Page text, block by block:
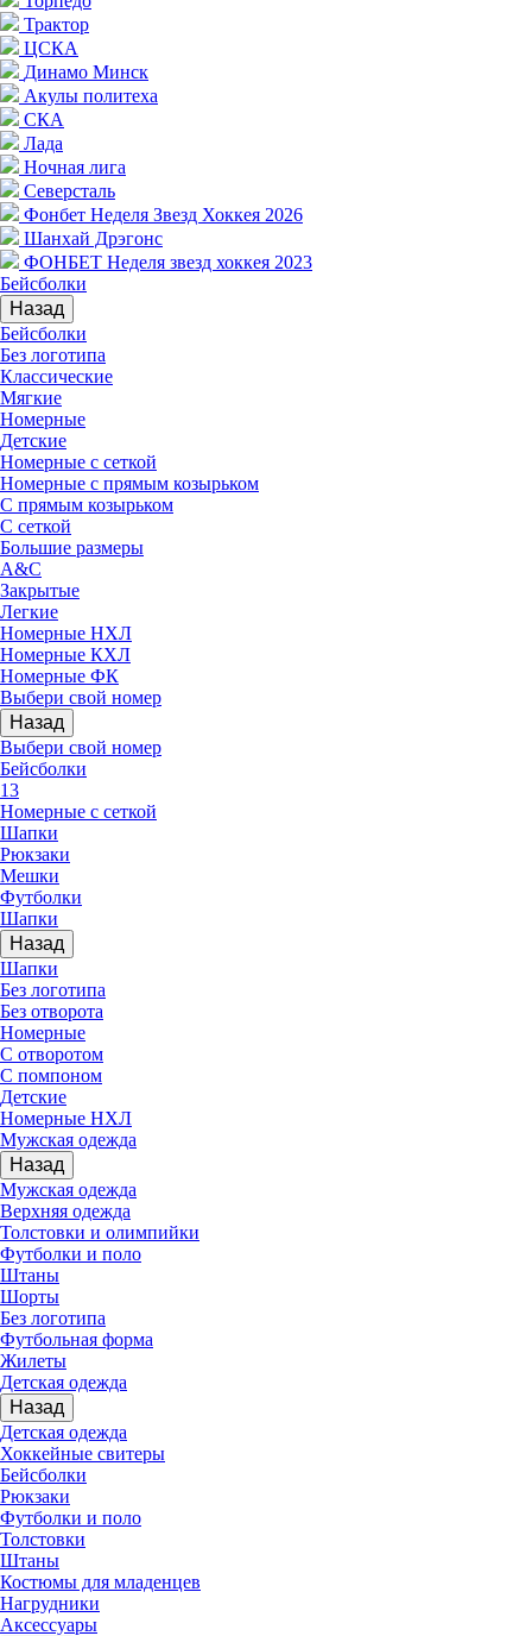
Трактор
ЦСКА
Динамо Минск
Акулы политеха
СКА
Лада
Ночная лига
Северсталь
Фонбет Неделя Звезд Хоккея 2026
Шанхай Дрэгонс
ФОНБЕТ Неделя звезд хоккея 2023
Бейсболки
Назад
Бейсболки
Без логотипа
Классические
Мягкие
Номерные
Детские
Номерные с сеткой
Номерные с прямым козырьком
С прямым козырьком
С сеткой
Большие размеры
A&C
Закрытые
Легкие
Номерные НХЛ
Номерные КХЛ
Номерные ФК
Выбери свой номер
Назад
Выбери свой номер
Бейсболки
13
Номерные с сеткой
Шапки
Рюкзаки
Мешки
Футболки
Шапки
Назад
Шапки
Без логотипа
Без отворота
Номерные
С отворотом
С помпоном
Детские
Номерные НХЛ
Мужская одежда
Назад
Мужская одежда
Верхняя одежда
Толстовки и олимпийки
Футболки и поло
Штаны
Шорты
Без логотипа
Футбольная форма
Жилеты
Детская одежда
Назад
Детская одежда
Хоккейные свитеры
Бейсболки
Рюкзаки
Футболки и поло
Толстовки
Штаны
Костюмы для младенцев
Нагрудники
Аксессуары